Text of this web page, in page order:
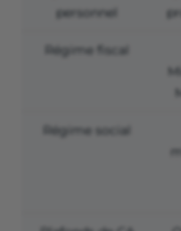
personnel
Régime fiscal
Régime social